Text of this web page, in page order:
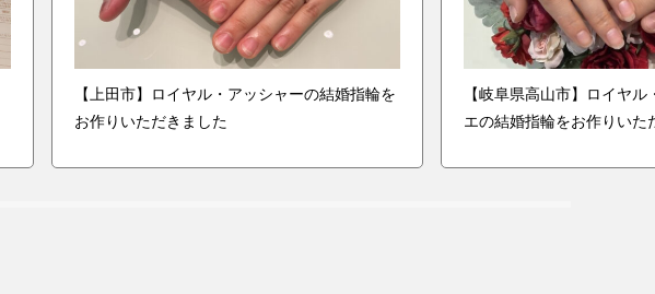
【上田市】ロイヤル・アッシャーの結婚指輪を
お作りいただきました
【岐阜県高山市】ロイヤ
エの結婚指輪をお作りいた